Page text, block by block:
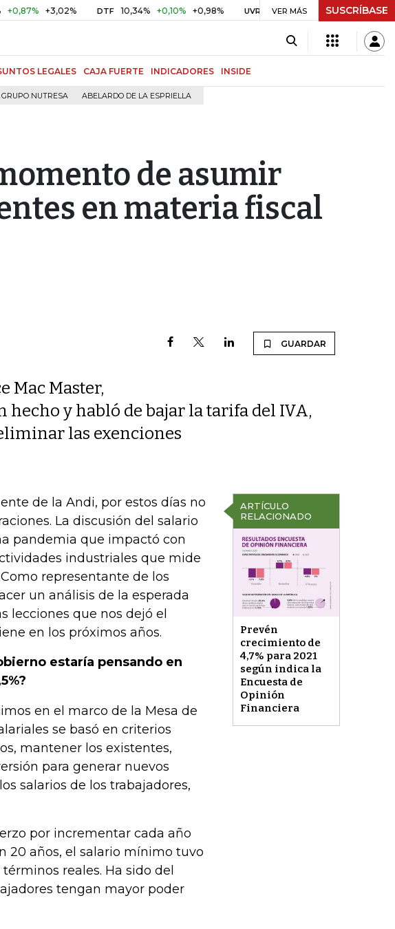
+3,02% DTF 10,34% +0,10% +0,98% UVR $ 417,01 +$ 0,05 +0,01% BITCOIN
VER MÁS SUSCRÍBASE
LEGALES CAJA FUERTE INDICADORES INSIDE
GRUPO NUTRESA ABELARDO DE LA ESPRIELLA
de asumir
en materia fiscal
GUARDAR
Mac Master,
hecho y habló de bajar la tarifa del IVA,
las exenciones
ARTÍCULO
RELACIONADO
Prevén
crecimiento de
4,7% para 2021
según indica la
Encuesta de
Opinión
Financiera
de la Andi, por estos días no
La discusión del salario
pandemia que impactó con
industriales que mide
representante de los
un análisis de la esperada
lecciones que nos dejó el
en los próximos años.
estaría pensando en
en el marco de la Mesa de
se basó en criterios
mantener los existentes,
para generar nuevos
salarios de los trabajadores,
por incrementar cada año
20 años, el salario mínimo tuvo
reales. Ha sido del
tengan mayor poder